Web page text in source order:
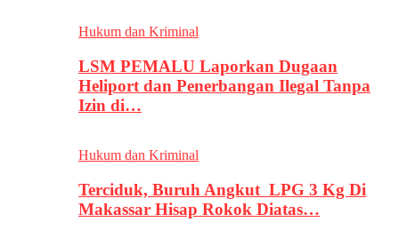
Hukum dan Kriminal
LSM PEMALU Laporkan Dugaan
Heliport dan Penerbangan Ilegal Tanpa
Izin di…
Hukum dan Kriminal
Terciduk, Buruh Angkut LPG 3 Kg Di
Makassar Hisap Rokok Diatas…